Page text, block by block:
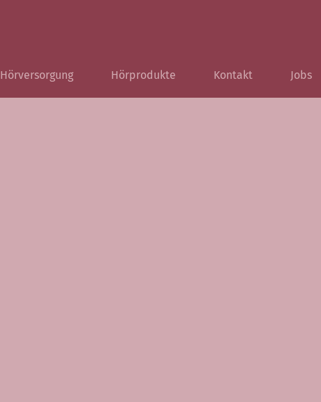
Hörversorgung Hörprodukte Kontakt Jobs